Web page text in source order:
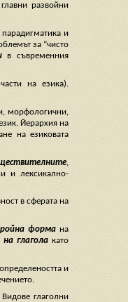
развойни
и
за “чисто
в съвременния
на езика).
морфологични,
Йерархия на
на езиковата
,
и лексикално-
в сферата на
форма на
на глагола като
и
глаголни